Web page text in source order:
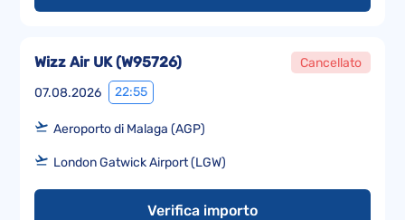
07.08.2026 22:55
Wizz Air UK(W95726) Cancellato
Aeroporto di Malaga (AGP)
London Gatwick Airport (LGW)
Verifica importo